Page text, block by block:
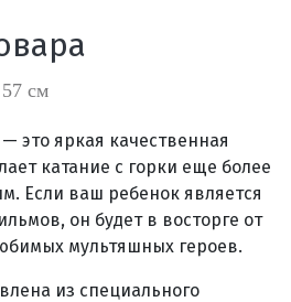
России
Озон
другой
(для
близлежащих
для юридических лиц
см
это яркая качественная
катание с горки еще более
Если ваш ребенок является
он будет в восторге от
мультяшных героев.
из специального